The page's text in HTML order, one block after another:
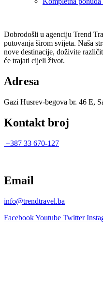
Dobrodošli u agenciju Trend
putovanja širom svijeta. Naša
nove destinacije, doživite
će trajati cijeli život.
Adresa
Gazi Husrev-begova br. 46 E,
Kontakt broj
+387 33 670-127
Email
info@trendtravel.ba
FacebookYoutube Twitter